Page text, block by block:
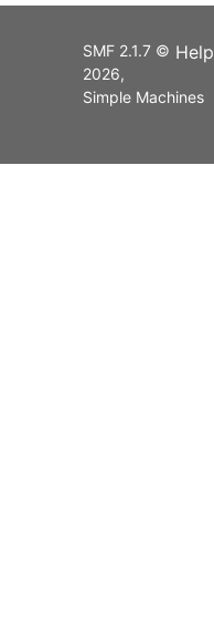
Help
SMF 2.1.7 ©
2026,
Simple Machines